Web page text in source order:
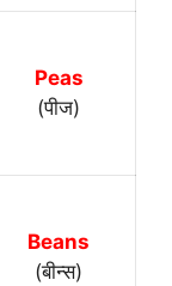
Peas
(पीज)
Beans
(बीन्स)